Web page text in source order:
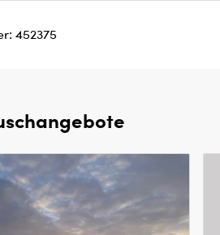
452375